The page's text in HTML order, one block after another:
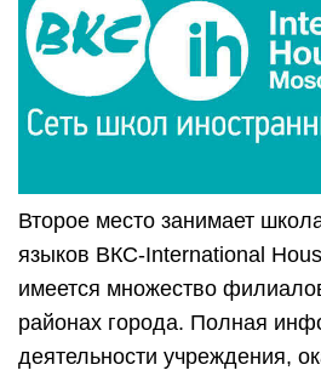
Второе место занимает
языков ВКС-International
имеется множество
районах города. Полная
деятельности учреждения,